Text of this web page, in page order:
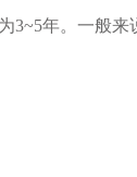
3~5年。一般来